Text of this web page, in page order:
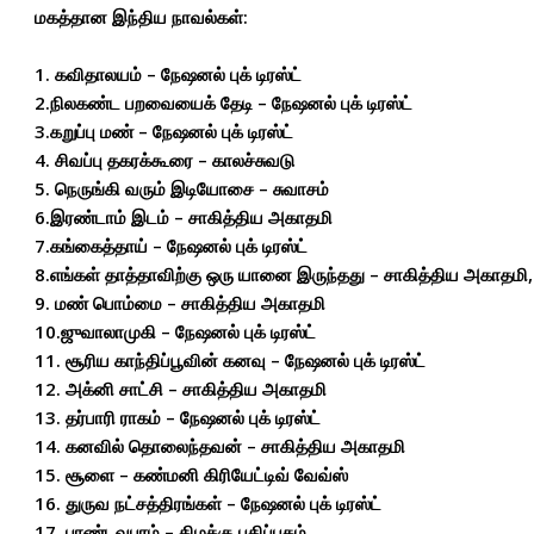
மகத்தான இந்திய நாவல்கள்:
1. கவிதாலயம் – நேஷனல் புக் டிரஸ்ட்
2.நிலகண்ட பறவையைக் தேடி – நேஷனல் புக் டிரஸ்ட்
3.கறுப்பு மண் – நேஷனல் புக் டிரஸ்ட்
4. சிவப்பு தகரக்கூரை – காலச்சுவடு
5. நெருங்கி வரும் இடியோசை – சுவாசம்
6.இரண்டாம் இடம் – சாகித்திய அகாதமி
7.கங்கைத்தாய் – நேஷனல் புக் டிரஸ்ட்
8.எங்கள் தாத்தாவிற்கு ஒரு யானை இருந்தது – சாகித்திய அகாதமி,
9. மண் பொம்மை – சாகித்திய அகாதமி
10.ஜுவாலாமுகி – நேஷனல் புக் டிரஸ்ட்
11. சூரிய காந்திப்பூவின் கனவு – நேஷனல் புக் டிரஸ்ட்
12. அக்னி சாட்சி – சாகித்திய அகாதமி
13. தர்பாரி ராகம் – நேஷனல் புக் டிரஸ்ட்
14. கனவில் தொலைந்தவன் – சாகித்திய அகாதமி
15. சூளை – கண்மனி கிரியேட்டிவ் வேவ்ஸ்
16. துருவ நட்சத்திரங்கள் – நேஷனல் புக் டிரஸ்ட்